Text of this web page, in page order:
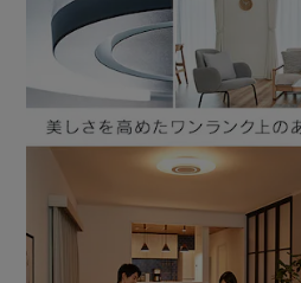
色まで、幅広く調節できます。
3．3パターンの照らし分け：全
のパターンごとに調光調色10段
演出を楽しめます。
【より自然に見える光】
演出性が高いほど、肌や食べ物
えます。
住宅の屋内照明の場合、Ra80以
す。